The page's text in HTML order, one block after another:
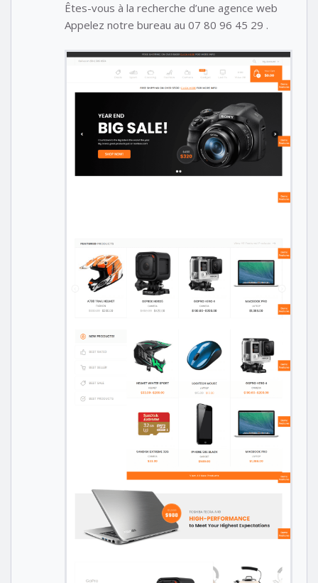
Êtes-vous à la recherche d’une agence web
Appelez notre bureau au 07 80 96 45 29 .